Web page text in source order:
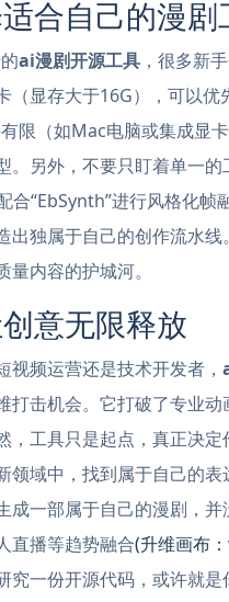
合自己的漫剧
ai漫剧开源工具 ，很多新
（显存大于16G），可以
限（如Mac电脑或集成显
。另外，不要只盯着单一
合“EbSynth”进行风格化
出独属于自己的创作流水
内容的护城河。
意无限释放
频运营还是技术开发者，
打击机会。它打破了专业
，工具只是起点，真正决
领域中，找到属于自己的
成一部属于自己的漫剧，
直播等趋势融合(升维画布
究一份开源代码，或许就